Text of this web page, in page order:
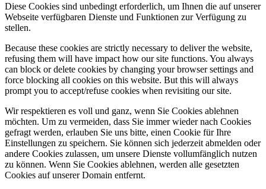
Diese Cookies sind unbedingt erforderlich, um Ihnen die auf unserer
Webseite verfügbaren Dienste und Funktionen zur Verfügung zu
stellen.
Because these cookies are strictly necessary to deliver the website,
refusing them will have impact how our site functions. You always
can block or delete cookies by changing your browser settings and
force blocking all cookies on this website. But this will always
prompt you to accept/refuse cookies when revisiting our site.
Wir respektieren es voll und ganz, wenn Sie Cookies ablehnen
möchten. Um zu vermeiden, dass Sie immer wieder nach Cookies
gefragt werden, erlauben Sie uns bitte, einen Cookie für Ihre
Einstellungen zu speichern. Sie können sich jederzeit abmelden oder
andere Cookies zulassen, um unsere Dienste vollumfänglich nutzen
zu können. Wenn Sie Cookies ablehnen, werden alle gesetzten
Cookies auf unserer Domain entfernt.